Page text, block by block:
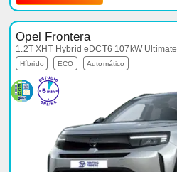
Opel Frontera
1.2T XHT Hybrid eDCT6 107kW Ultimate
Híbrido ECO Automático